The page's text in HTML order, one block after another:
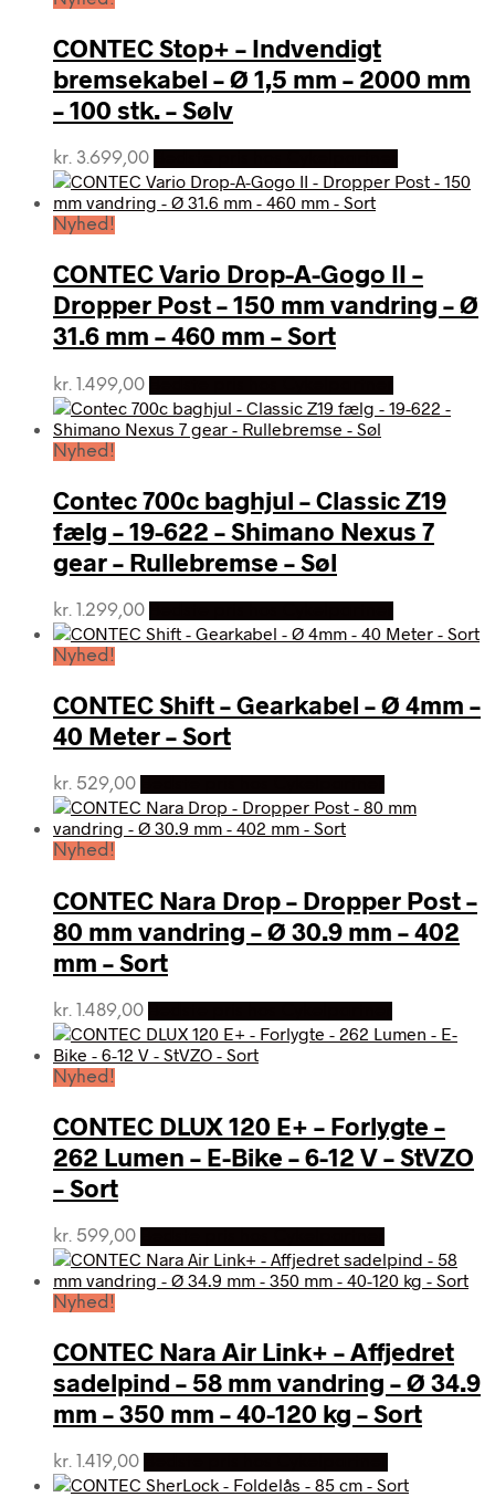
CONTEC Stop+ – Indvendigt
bremsekabel – Ø 1,5 mm – 2000 mm
– 100 stk. – Sølv
kr. 3.699,00
Nyhed!
CONTEC Vario Drop-A-Gogo II –
Dropper Post – 150 mm vandring – Ø
31.6 mm – 460 mm – Sort
kr. 1.499,00
Nyhed!
Contec 700c baghjul – Classic Z19
fælg – 19-622 – Shimano Nexus 7
gear – Rullebremse – Søl
kr. 1.299,00
Nyhed!
CONTEC Shift – Gearkabel – Ø 4mm –
40 Meter – Sort
kr. 529,00
Nyhed!
CONTEC Nara Drop – Dropper Post –
80 mm vandring – Ø 30.9 mm – 402
mm – Sort
kr. 1.489,00
Nyhed!
CONTEC DLUX 120 E+ – Forlygte –
262 Lumen – E-Bike – 6-12 V – StVZO
– Sort
kr. 599,00
Nyhed!
CONTEC Nara Air Link+ – Affjedret
sadelpind – 58 mm vandring – Ø 34.9
mm – 350 mm – 40-120 kg – Sort
kr. 1.419,00